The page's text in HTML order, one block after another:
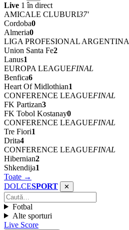
Live 1 în direct
AMICALE CLUBURI68'
Cordoba0
Almeria0
LIGA PROFESIONAL ARGENTINA
Union Santa Fe2
Lanus1
EUROPA LEAGUEFINAL
Benfica6
Heart Of Midlothian1
CONFERENCE LEAGUEFINAL
FK Partizan3
FK Tobol Kostanay0
CONFERENCE LEAGUEFINAL
Tre Fiori1
Drita4
CONFERENCE LEAGUEFINAL
Hibernian2
Shkendija1
Toate →
DOLCESPORT ✕
Fotbal
Alte sporturi
Live Score